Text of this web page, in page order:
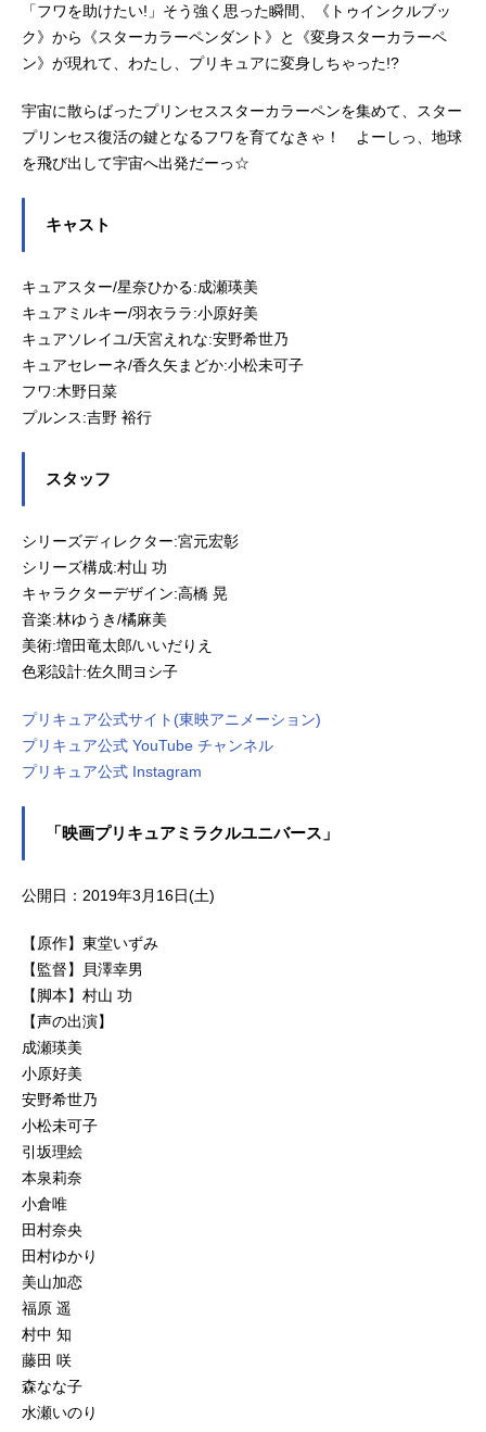
「フワを助けたい!」そう強く思った瞬間、《トゥインクルブッ
ク》から《スターカラーペンダント》と《変身スターカラーペ
ン》が現れて、わたし、プリキュアに変身しちゃった!?
宇宙に散らばったプリンセススターカラーペンを集めて、スター
プリンセス復活の鍵となるフワを育てなきゃ！ よーしっ、地球
を飛び出して宇宙へ出発だーっ☆
キャスト
キュアスター/星奈ひかる:成瀬瑛美
キュアミルキー/羽衣ララ:小原好美
キュアソレイユ/天宮えれな:安野希世乃
キュアセレーネ/香久矢まどか:小松未可子
フワ:木野日菜
プルンス:吉野 裕行
スタッフ
シリーズディレクター:宮元宏彰
シリーズ構成:村山 功
キャラクターデザイン:高橋 晃
音楽:林ゆうき/橘麻美
美術:増田竜太郎/いいだりえ
色彩設計:佐久間ヨシ子
プリキュア公式サイト(東映アニメーション)
プリキュア公式 YouTube チャンネル
プリキュア公式 Instagram
「映画プリキュアミラクルユニバース」
公開日：2019年3月16日(土)
【原作】東堂いずみ
【監督】貝澤幸男
【脚本】村山 功
【声の出演】
成瀬瑛美
小原好美
安野希世乃
小松未可子
引坂理絵
本泉莉奈
小倉唯
田村奈央
田村ゆかり
美山加恋
福原 遥
村中 知
藤田 咲
森なな子
水瀬いのり